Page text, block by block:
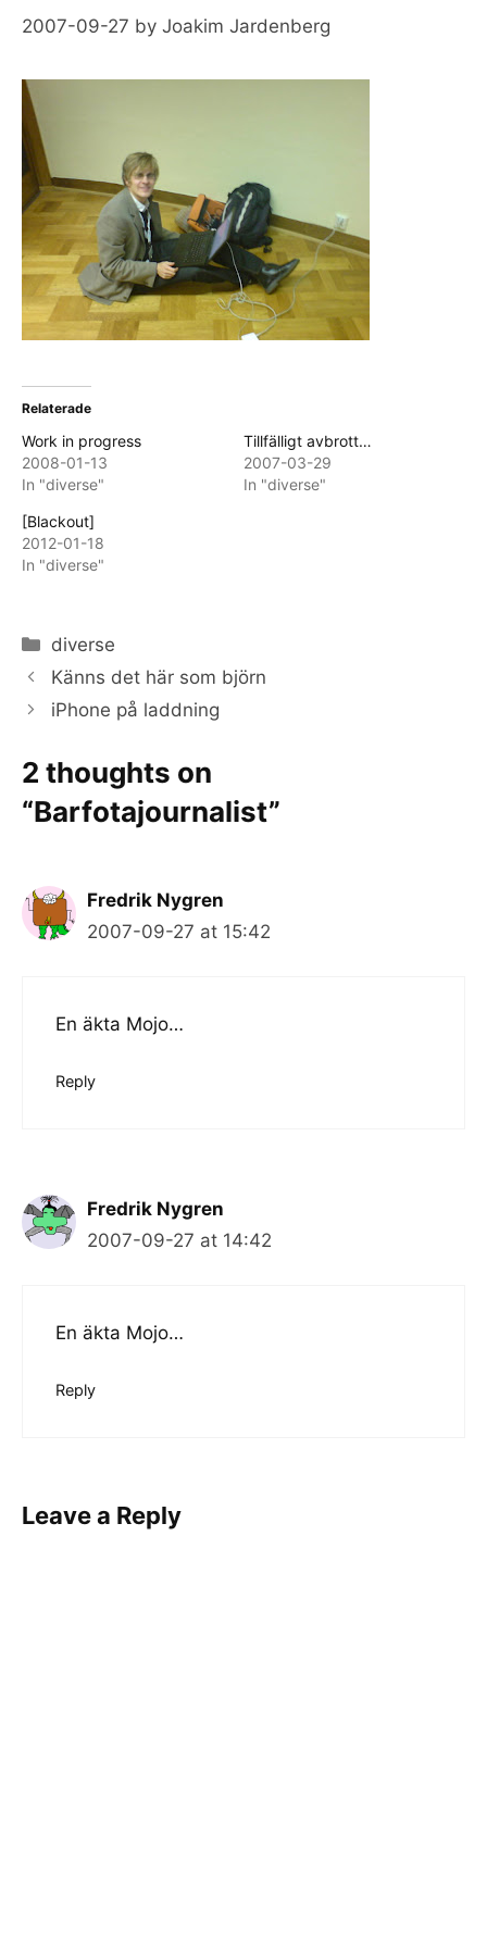
2007-09-27 by Joakim Jardenberg
Relaterade
Work in progress
2008-01-13
In "diverse"
Tillfälligt avbrott…
2007-03-29
In "diverse"
[Blackout]
2012-01-18
In "diverse"
Categories
diverse
Känns det här som björn
iPhone på laddning
2 thoughts on
“Barfotajournalist”
Fredrik Nygren
2007-09-27 at 15:42
En äkta Mojo…
Reply
Fredrik Nygren
2007-09-27 at 14:42
En äkta Mojo…
Reply
Leave a Reply